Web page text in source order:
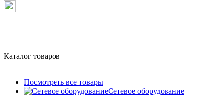
Каталог товаров
Посмотреть все товары
Сетевое оборудование